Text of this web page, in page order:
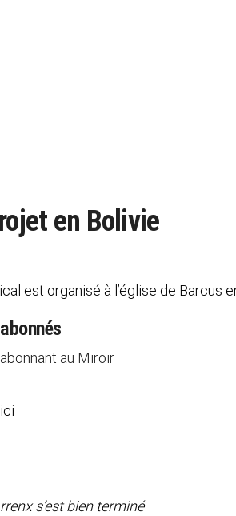
en Bolivie
est organisé à l’église de Barcus
au Miroir
s’est bien terminé